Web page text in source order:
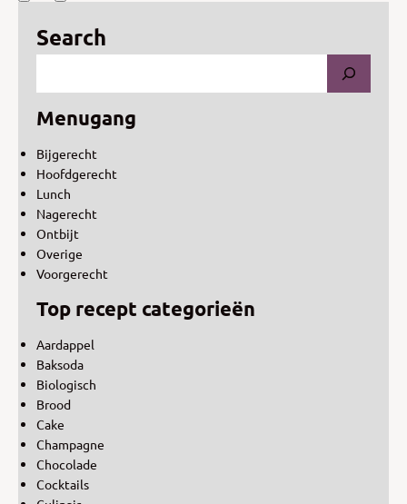
Search
Menugang
Bijgerecht
Hoofdgerecht
Lunch
Nagerecht
Ontbijt
Overige
Voorgerecht
Top recept categorieën
Aardappel
Baksoda
Biologisch
Brood
Cake
Champagne
Chocolade
Cocktails